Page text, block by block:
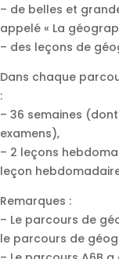
– de belles et
appelé « La
– des leçons de
Dans chaque
:
– 36 semaines
examens),
– 2 leçons
leçon
Remarques :
– Le parcours de
le parcours de